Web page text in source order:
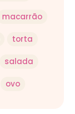
macarrão
torta
salada
ovo